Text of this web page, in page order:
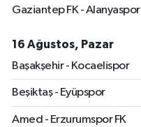
Gaziantep FK - Alanyaspor
16 Ağustos, Pazar
Başakşehir - Kocaelispor
Beşiktaş - Eyüpspor
Amed - Erzurumspor FK